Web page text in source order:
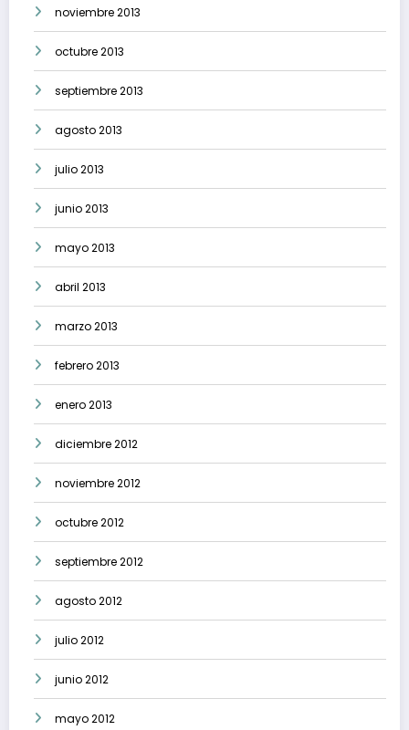
noviembre 2013
octubre 2013
septiembre 2013
agosto 2013
julio 2013
junio 2013
mayo 2013
abril 2013
marzo 2013
febrero 2013
enero 2013
diciembre 2012
noviembre 2012
octubre 2012
septiembre 2012
agosto 2012
julio 2012
junio 2012
mayo 2012